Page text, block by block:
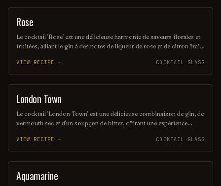
ORDINARY DRINK
Rose
Le cocktail 'Rose' est une délicieuse harmonie de saveurs florales et
fruitées, alliant le gin à des notes de liqueur de rose et de citron frais.
offrant une expérience visuelle et gustative raffinée. Parfait pour une
soirée romantique ou une célébration spéciale, ce cocktail évoque la
légèreté et la beauté des jardins en fleurs.
VIEW RECIPE → COCKTAIL GLASS
ORDINARY DRINK
London Town
Le cocktail 'London Town' est une délicieuse combinaison de gin, de
vermouth sec et d'un soupçon de bitter, offrant une expérience
évoque l'élégance et le charme de la capitale britannique. Parfait pour
une soirée entre amis ou un moment de détente.
VIEW RECIPE → COCKTAIL GLASS
COCKTAIL
Aquamarine